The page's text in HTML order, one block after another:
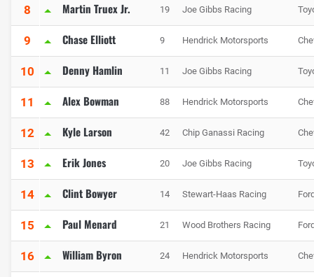
8 Martin Truex Jr. 19 Joe Gibbs Racing
9 Chase Elliott 9 Hendrick Motorsports
10 Denny Hamlin 11 Joe Gibbs Racing
11 Alex Bowman 88 Hendrick Motorsports
12 Kyle Larson 42 Chip Ganassi Racing
13 Erik Jones 20 Joe Gibbs Racing
14 Clint Bowyer 14 Stewart-Haas Racing
15 Paul Menard 21 Wood Brothers Racing
16 William Byron 24 Hendrick Motorsports